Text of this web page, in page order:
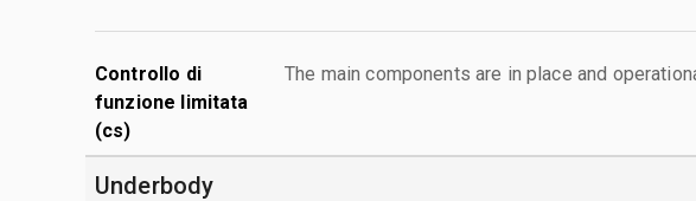
Controllo di
funzione limitata
(cs)
The main components are in place and
Underbody